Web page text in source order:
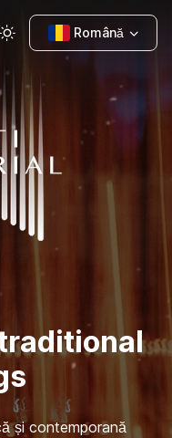
Română
și contemporană